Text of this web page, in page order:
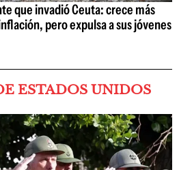
que invadió Ceuta: crece más
pero expulsa a sus jóvenes
ESTADOS UNIDOS